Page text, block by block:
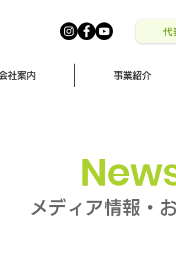
代
社案内 事業紹介
メディア情報・